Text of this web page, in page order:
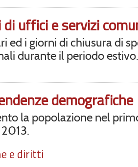
uffici e servizi
ed i giorni di chiusura di
durante il periodo estivo.
demografiche
la popolazione nel
e diritti